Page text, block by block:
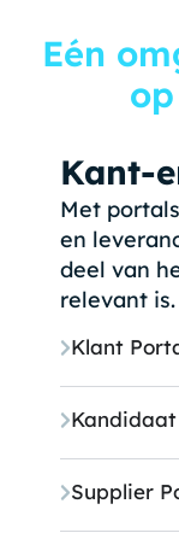
Eén
Kant-
Met
en
deel van
relevant is.
Klant
Supplier